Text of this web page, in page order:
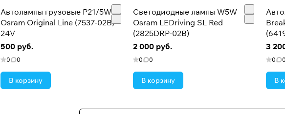
Автолампы грузовые P21/5W
Osram Original Line (7537-02B)
24V
500 руб.
0 0
В корзину
Светодиодные лампы W5W
Osram LEDriving SL Red
(2825DRP-02B)
2 000 руб.
0 0
В корзину
3
0 0
В